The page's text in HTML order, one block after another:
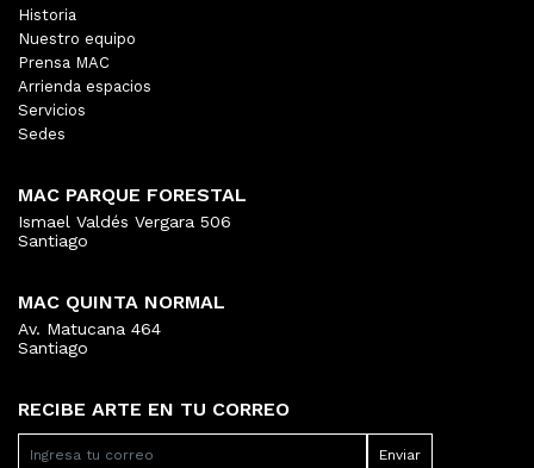
RECIBE ARTE EN TU CORREO
Historia
Nuestro equipo
Prensa MAC
Arrienda espacios
Servicios
Sedes
MAC PARQUE FORESTAL
Ismael Valdés Vergara 506
Santiago
MAC QUINTA NORMAL
Av. Matucana 464
Santiago